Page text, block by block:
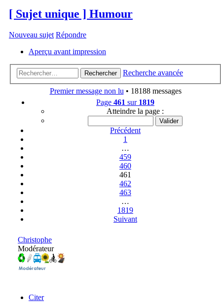
[ Sujet unique ] Humour
Nouveau sujet Répondre
Aperçu avant impression
Rechercher Recherche avancée
Premier message non lu • 18188 messages
Page 461 sur 1819
Atteindre la page :
Précédent
1
…
459
460
461
462
463
…
1819
Suivant
Christophe
Modérateur
Citer